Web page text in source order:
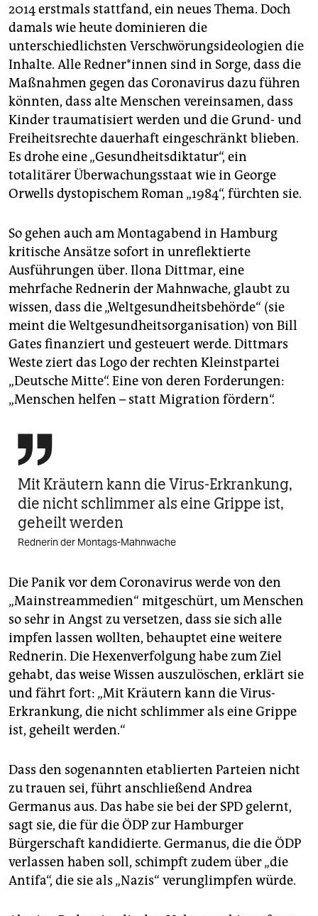
2014 erstmals stattfand, ein neues Thema. Doch
damals wie heute dominieren die
unterschiedlichsten Verschwörungsideologien die
Inhalte. Alle Redner*innen sind in Sorge, dass die
Maßnahmen gegen das Coronavirus dazu führen
könnten, dass alte Menschen vereinsamen, dass
Kinder traumatisiert werden und die Grund- und
Freiheitsrechte dauerhaft eingeschränkt blieben.
Es drohe eine „Gesundheitsdiktatur“, ein
totalitärer Überwachungsstaat wie in George
Orwells dystopischem Roman „1984“, fürchten sie.
So gehen auch am Montagabend in Hamburg
kritische Ansätze sofort in unreflektierte
Ausführungen über. Ilona Dittmar, eine
mehrfache Rednerin der Mahnwache, glaubt zu
wissen, dass die „Weltgesundheitsbehörde“ (sie
meint die Weltgesundheitsorganisation) von Bill
Gates finanziert und gesteuert werde. Dittmars
Weste ziert das Logo der rechten Kleinstpartei
„Deutsche Mitte“. Eine von deren Forderungen:
„Menschen helfen – statt Migration fördern“.

Mit Kräutern kann die Virus-Erkrankung,
die nicht schlimmer als eine Grippe ist,
geheilt werden
Rednerin der Montags-Mahnwache
Die Panik vor dem Coronavirus werde von den
„Mainstream­medien“ mitgeschürt, um Menschen
so sehr in Angst zu versetzen, dass sie sich alle
impfen lassen wollten, behauptet eine weitere
Rednerin. Die Hexenverfolgung habe zum Ziel
gehabt, das weise Wissen auszulöschen, erklärt sie
und fährt fort: „Mit Kräutern kann die Virus-
Erkrankung, die nicht schlimmer als eine Grippe
ist, geheilt werden.“
Dass den sogenannten etablierten Parteien nicht
zu trauen sei, führt anschließend Andrea
Germanus aus. Das habe sie bei der SPD gelernt,
sagt sie, die für die ÖDP zur Hamburger
Bürgerschaft kandidierte. Germanus, die die ÖDP
verlassen haben soll, schimpft zudem über „die
Antifa“, die sie als „Nazis“ verunglimpfen würde.